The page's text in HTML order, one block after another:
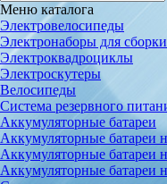
Меню каталога
Электровелосипеды
Электронаборы для
Электроквадроциклы
Электроскутеры
Велосипеды
Система резервного
Аккумуляторные батареи
Аккумуляторные батареи
Аккумуляторные батареи
Аккумуляторные батареи